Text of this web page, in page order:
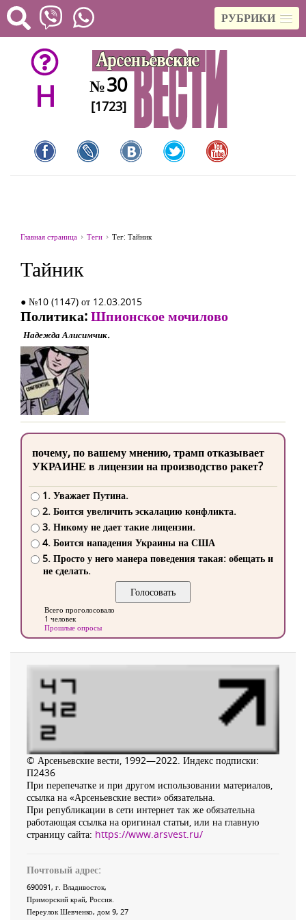
РУБРИКИ
H №30
[1723]
Главная страница Теги Тег: Тайник
Тайник
● №10 (1147) от 12.03.2015
Политика:Шпионское мочилово
Надежда Алисимчик.
почему, по вашему мнению, трамп отказывает
УКРАИНЕ в лицензии на производство ракет?
1. Уважает Путина.
2. Боится увеличить эскалацию конфликта.
3. Никому не дает такие лицензии.
4. Боится нападения Украины на США
5. Просто у него манера поведения такая: обещать и
не сделать.
Всего проголосовало
1 человек
Прошлые опросы
© Арсеньевские вести, 1992—2022. Индекс подписки:
П2436
При перепечатке и при другом использовании материалов,
ссылка на «Арсеньевские вести» обязательна.
При републикации в сети интернет так же обязательна
работающая ссылка на оригинал статьи, или на главную
страницу сайта: https://www.arsvest.ru/
Почтовый адрес:
690091, г. Владивосток,
Приморский край, Россия
Переулок Шевченко, дом 9, 27